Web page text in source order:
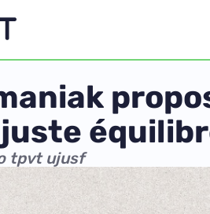
tpvt ujusf